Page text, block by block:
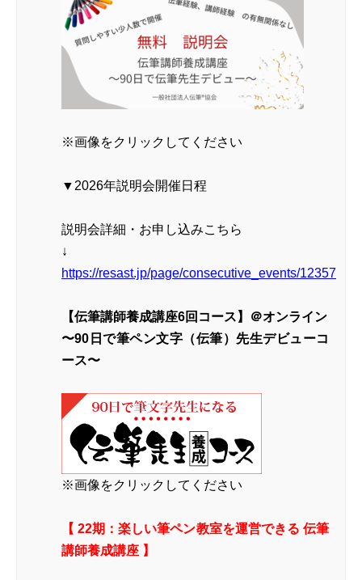
※画像をクリックしてください
▼2026年説明会開催日程
説明会詳細・お申し込みこちら
↓
https://resast.jp/page/consecutive_events/12357
【伝筆講師養成講座6回コース】＠オンライン
〜90日で筆ペン文字（伝筆）先生デビューコ
ース〜
※画像をクリックしてください
【 22期：楽しい筆ペン教室を運営できる 伝筆
講師養成講座 】